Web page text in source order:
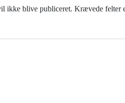
ikke blive publiceret. Krævede felter